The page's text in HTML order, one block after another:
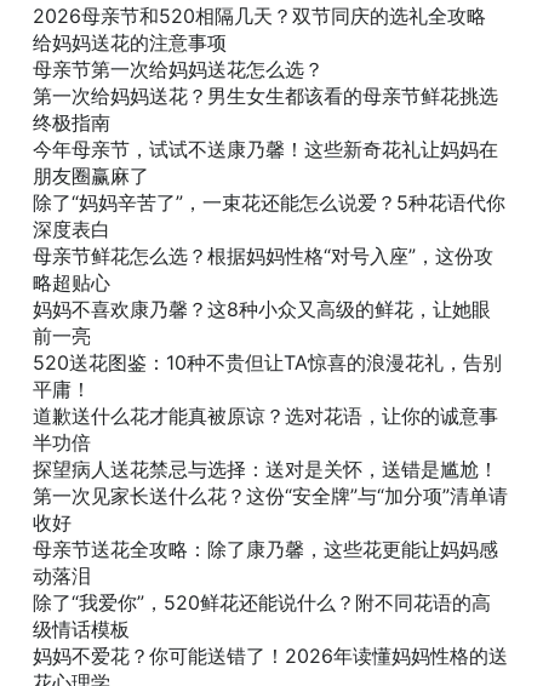
2026母亲节和520相隔几天？双节同庆的选礼全攻略
给妈妈送花的注意事项
母亲节第一次给妈妈送花怎么选？
第一次给妈妈送花？男生女生都该看的母亲节鲜花挑选
终极指南
今年母亲节，试试不送康乃馨！这些新奇花礼让妈妈在
朋友圈赢麻了
除了“妈妈辛苦了”，一束花还能怎么说爱？5种花语代你
深度表白
母亲节鲜花怎么选？根据妈妈性格“对号入座”，这份攻
略超贴心
妈妈不喜欢康乃馨？这8种小众又高级的鲜花，让她眼
前一亮
520送花图鉴：10种不贵但让TA惊喜的浪漫花礼，告别
平庸！
道歉送什么花才能真被原谅？选对花语，让你的诚意事
半功倍
探望病人送花禁忌与选择：送对是关怀，送错是尴尬！
第一次见家长送什么花？这份“安全牌”与“加分项”清单请
收好
母亲节送花全攻略：除了康乃馨，这些花更能让妈妈感
动落泪
除了“我爱你”，520鲜花还能说什么？附不同花语的高
级情话模板
妈妈不爱花？你可能送错了！2026年读懂妈妈性格的送